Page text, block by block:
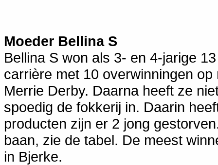
Moeder Bellina S
Bellina S won als 3- en 4-jarige
carrière met 10 overwinningen
Merrie Derby. Daarna heeft ze
spoedig de fokkerij in. Daarin
producten zijn er 2 jong
baan, zie de tabel. De meest
in Bjerke.